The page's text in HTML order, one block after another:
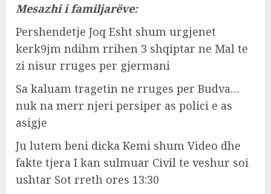
Mesazhi i familjarëve:
Pershendetje Joq Esht shum urgjenet
kerk9jm ndihm rrihen 3 shqiptar ne Mal te
zi nisur rruges per gjermani
Sa kaluam tragetin ne rruges per Budva…
nuk na merr njeri persiper as polici e as
asigje
Ju lutem beni dicka Kemi shum Video dhe
fakte tjera I kan sulmuar Civil te veshur soi
ushtar Sot rreth ores 13:30